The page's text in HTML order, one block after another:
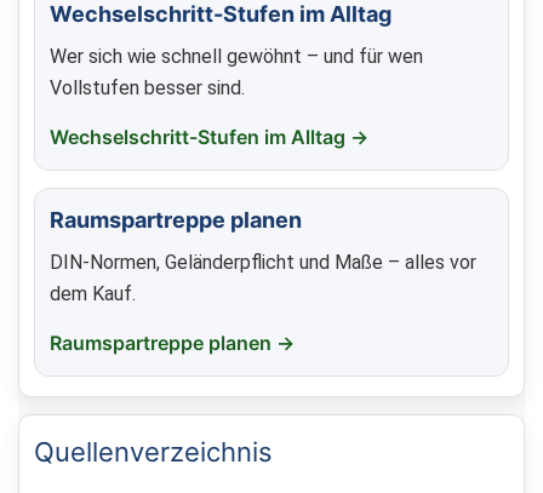
Wechselschritt-Stufen im Alltag
Wer sich wie schnell gewöhnt – und für wen
Vollstufen besser sind.
Wechselschritt-Stufen im Alltag →
Raumspartreppe planen
DIN-Normen, Geländerpflicht und Maße – alles vor
dem Kauf.
Raumspartreppe planen →
Quellenverzeichnis